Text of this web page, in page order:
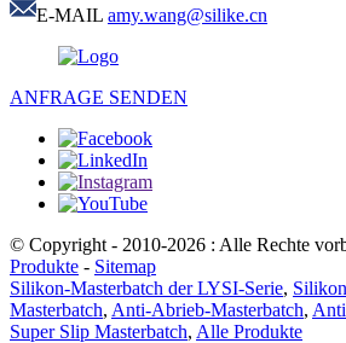
E-MAIL amy.wang@silike.cn
ANFRAGE SENDEN
© Copyright - 2010-2026 : Alle Rechte
Produkte - Sitemap
Silikon-Masterbatch der LYSI-Serie,
Masterbatch, Anti-Abrieb-Masterbatch,
Super Slip Masterbatch, Alle Produkte